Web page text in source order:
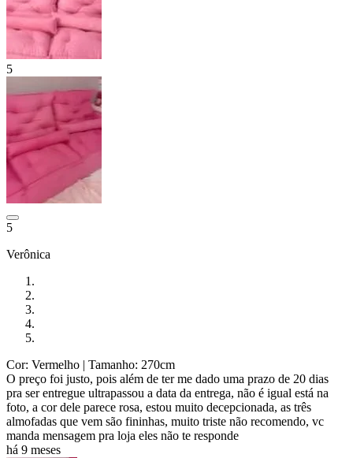
5
5
Verônica
Cor: Vermelho | Tamanho: 270cm
O preço foi justo, pois além de ter me dado uma prazo de 20 dias
pra ser entregue ultrapassou a data da entrega, não é igual está na
foto, a cor dele parece rosa, estou muito decepcionada, as três
almofadas que vem são fininhas, muito triste não recomendo, vc
manda mensagem pra loja eles não te responde
há 9 meses